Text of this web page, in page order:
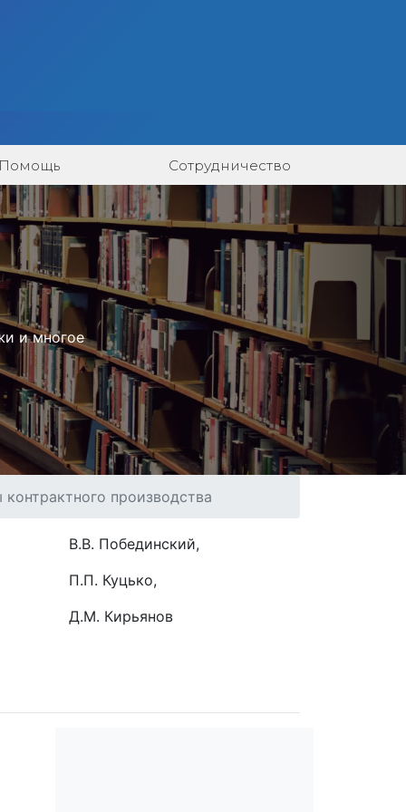
Сотрудничество
и многое
производства
В.В. Побединский,
П.П. Куцько,
Д.М. Кирьянов